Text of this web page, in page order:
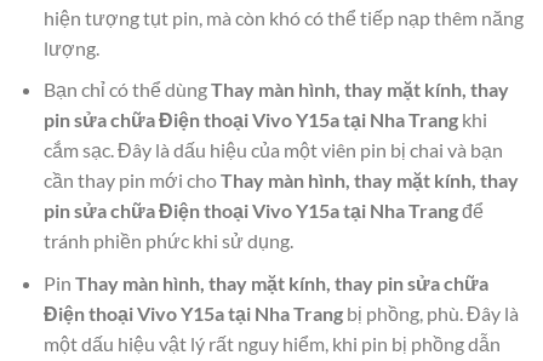
hiện tượng tụt pin, mà còn khó có thể tiếp nạp thêm năng
lượng.
Bạn chỉ có thể dùngThay màn hình, thay mặt kính, thay
pin sửa chữa Điện thoại Vivo Y15a tại Nha Trangkhi
cắm sạc. Đây là dấu hiệu của một viên pin bị chai và bạn
cần thay pin mới choThay màn hình, thay mặt kính, thay
pin sửa chữa Điện thoại Vivo Y15a tại Nha Trangđể
tránh phiền phức khi sử dụng.
Pin Thay màn hình, thay mặt kính, thay pin sửa chữa
Điện thoại Vivo Y15a tại Nha Trangbị phồng, phù. Đây là
một dấu hiệu vật lý rất nguy hiểm, khi pin bị phồng dẫn